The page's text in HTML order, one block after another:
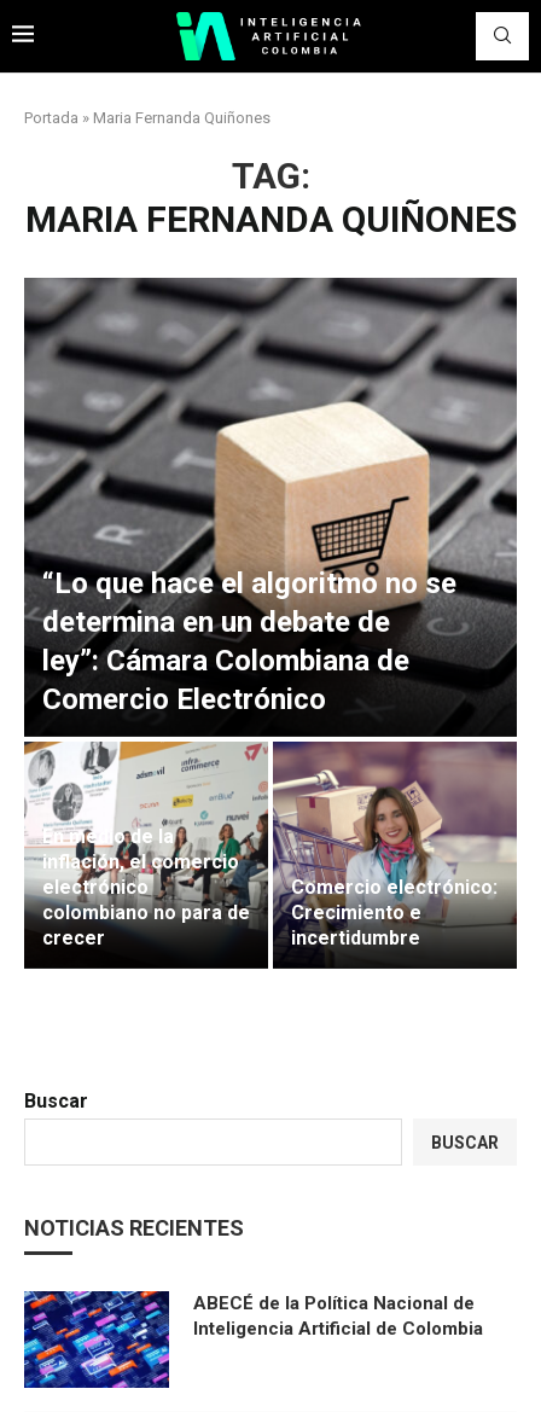
Portada » Maria Fernanda Quiñones
TAG:
MARIA FERNANDA QUIÑONES
“Lo que hace el algoritmo no se
determina en un debate de
ley”: Cámara Colombiana de
Comercio Electrónico
En medio de la
inflación, el comercio
electrónico
colombiano no para de
crecer
Comercio electrónico:
Crecimiento e
incertidumbre
Buscar
BUSCAR
NOTICIAS RECIENTES
ABECÉ de la Política Nacional de
Inteligencia Artificial de Colombia